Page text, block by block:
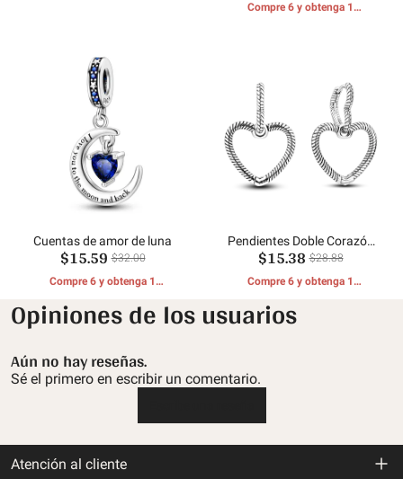
Compre 6 y obtenga 1
Cuentas de amor de luna
$15.59 $32.00
Compre 6 y obtenga 1
Pendientes Doble Corazón
Hueso Serpiente
$15.38 $28.88
Compre 6 y obtenga 1
Opiniones de los usuarios
Aún no hay reseñas.
Sé el primero en escribir un comentario.
Atención al cliente